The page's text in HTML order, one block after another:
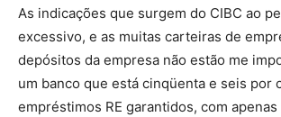
As indicações que surgem do CIBC ao
excessivo, e as muitas carteiras de
depósitos da empresa não estão me
um banco que está cinqüenta e seis por
empréstimos RE garantidos, com